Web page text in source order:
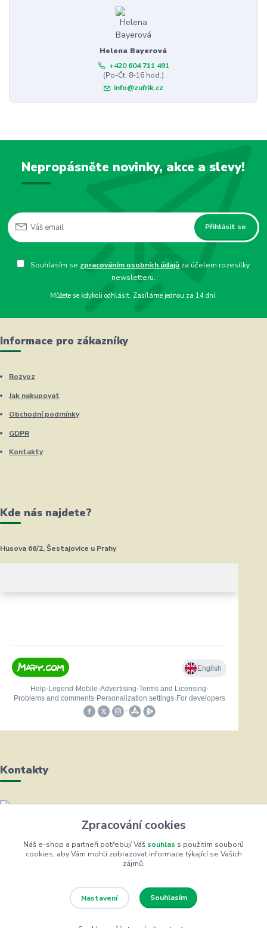
Helena Bayerová
+420 604 711 491
(Po-Čt, 8-16 hod.)
info@zufrik.cz
Nepropásněte novinky, akce a slevy!
Přihlásit se
Souhlasím se zpracováním osobních údajů za účelem rozesílky
newsletteru.
Můžete se kdykoli odhlásit. Zasíláme jednou za 14 dní.
Informace pro zákazníky
Rozvoz
Jak nakupovat
Obchodní podmínky
GDPR
Kontakty
Kde nás najdete?
Husova 66/2, Šestajovice u Prahy
Kontakty
Helena Bayerová
+420 604 711 491
(Po-Čt, 8-16 hod.)
Zpracování cookies
Náš e-shop a partneři potřebují Váš souhlas s použitím souborů
cookies, aby Vám mohli zobrazovat informace týkající se Vašich
zájmů.
Nastavení Souhlasím